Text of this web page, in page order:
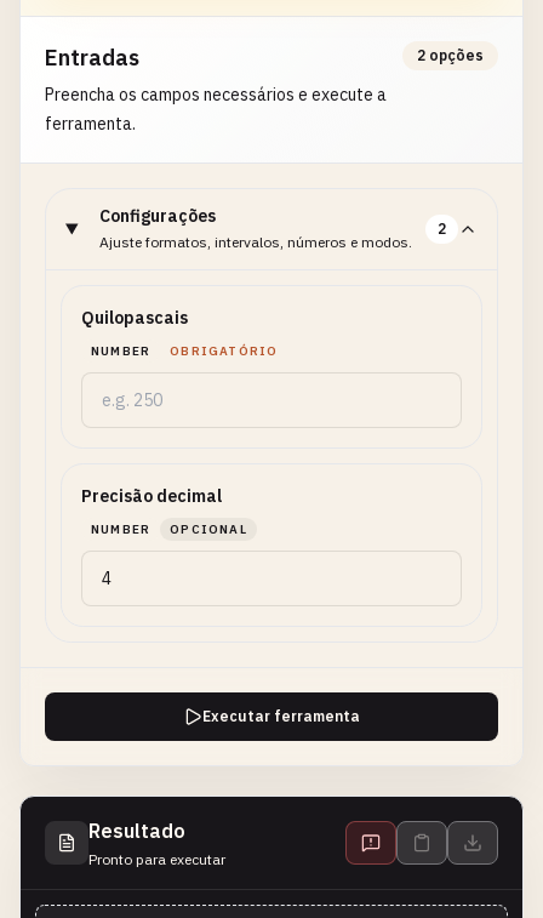
Entradas
Preencha os campos necessários e execute a
ferramenta.
2 opções
Configurações
Ajuste formatos, intervalos, números e modos.
2
Quilopascais
NUMBER OBRIGATÓRIO
Precisão decimal
NUMBER OPCIONAL
Executar ferramenta
Resultado
Pronto para executar